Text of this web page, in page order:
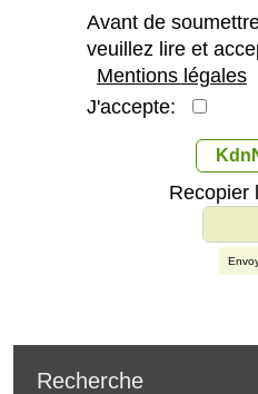
Avant de
veuillez lire et
Mentions légales
J'accepte:
Recopier
Recherche